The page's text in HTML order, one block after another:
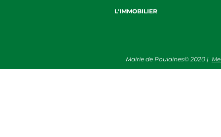
Mairie de Poulaines© 2020 |
L'IMMOBILIER